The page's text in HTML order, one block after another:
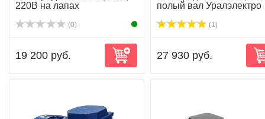
220В на лапах
(0)
19 200 руб.
полый вал Уралэлектро
(1)
27 930 руб.